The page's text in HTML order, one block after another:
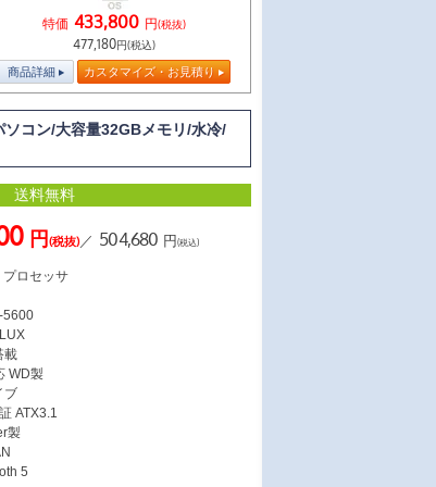
特価 433,800 円(税抜)
477,180円(税込)
商品詳細 カスタマイズ・お見積り
コン/大容量32GBメモリ/水冷/
送料無料
円(税抜)／ 504,680 円(税込)
ロセッサ
5600
載
WD製
ブ
ATX3.1
製
5